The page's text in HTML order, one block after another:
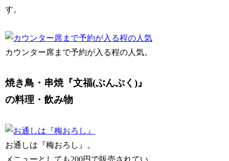
す。
カウンター席まで予約が入る程の人気。
焼き鳥・串焼『文福(ぶんぷく)』
の料理・飲み物
お通しは『梅おろし』。
メニューとしても200円で販売されてい